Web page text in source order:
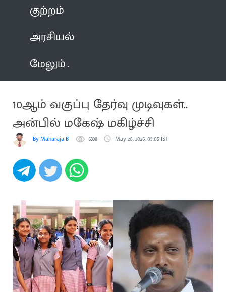
குற்றம்
அரசியல்
மேலும்
10ஆம் வகுப்பு தேர்வு முடிவுகள்..
அன்பில் மகேஷ் மகிழ்ச்சி
By Maharaja B 6338 May 20, 2026, 05:05 IST